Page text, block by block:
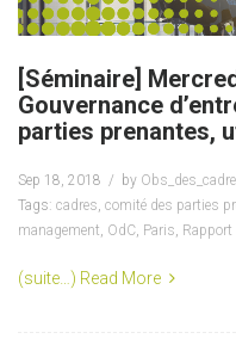
[Séminaire]
Gouvernance
parties prenantes,
Sep 18, 2018 by
Tags: cadres, comité des parties
management, OdC, Paris, Rapport
(suite…) Read More